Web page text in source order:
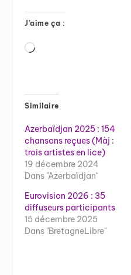
J’aime ça :
Chargement…
Similaire
Azerbaïdjan 2025 : 154
chansons reçues (Màj :
trois artistes en lice)
19 décembre 2024
Dans "Azerbaïdjan"
Eurovision 2026 : 35
diffuseurs participants
15 décembre 2025
Dans "BretagneLibre"